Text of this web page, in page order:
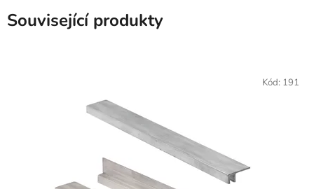
Související produkty
Kód: 191